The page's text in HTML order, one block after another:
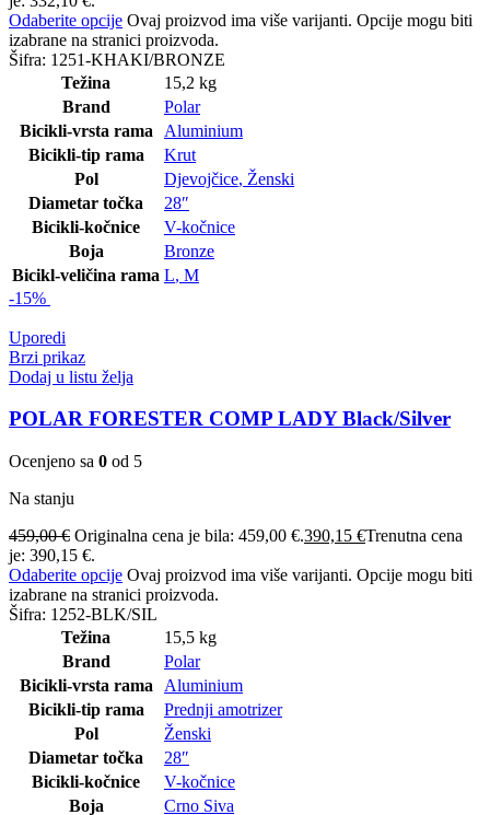
Odaberite opcije Ovaj proizvod ima više varijanti. Opcije mogu biti
izabrane na stranici proizvoda.
Šifra: 1251-KHAKI/BRONZE
Težina
15,2 kg
Brand
Polar
Bicikli-vrsta rama
Aluminium
Bicikli-tip rama
Krut
Pol
Djevojčice, Ženski
Diametar točka
28″
Bicikli-kočnice
V-kočnice
Boja
Bronze
Bicikl-veličina rama L, M
-15%
Uporedi
Brzi prikaz
Dodaj u listu želja
POLAR FORESTER COMP LADY Black/Silver
Ocenjeno sa 0 od 5
Na stanju
459,00€ Originalna cena je bila: 459,00 €.390,15 €Trenutna cena
je: 390,15 €.
Odaberite opcije Ovaj proizvod ima više varijanti. Opcije mogu biti
izabrane na stranici proizvoda.
Šifra: 1252-BLK/SIL
Težina
15,5 kg
Brand
Polar
Bicikli-vrsta rama
Aluminium
Bicikli-tip rama
Prednji amotrizer
Pol
Ženski
Diametar točka
28″
Bicikli-kočnice
V-kočnice
Boja
Crno Siva